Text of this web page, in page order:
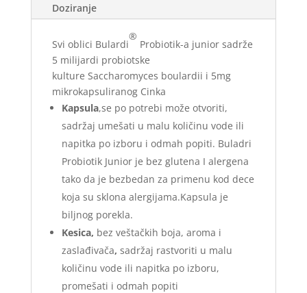
Doziranje
Svi oblici Bulardi
®
Probiotik-a junior sadrže
5 milijardi probiotske
kulture Saccharomyces boulardii i 5mg
mikrokapsuliranog Cinka
Kapsula,se po potrebi može otvoriti,
sadržaj umešati u malu količinu vode ili
napitka po izboru i odmah popiti. Buladri
Probiotik Junior je bez glutena I alergena
tako da je bezbedan za primenu kod dece
koja su sklona alergijama.Kapsula je
biljnog porekla.
Kesica, bez veštačkih boja, aroma i
zaslađivača, sadržaj rastvoriti u malu
količinu vode ili napitka po izboru,
promešati i odmah popiti